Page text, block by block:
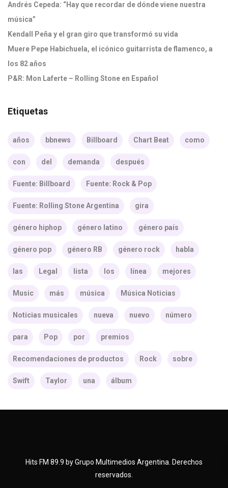
Andrés Cepeda: “Hay que recordar de dónde viene nuestra
música”
Kendall Peña y el gran giro que transformó su vida
Muere Pepe Habichuela, el icónico guitarrista de flamenco, a
los 82 años
P&R: Mon Laferte – Rolling Stone en Español
Etiquetas
años bbnews Billboard Chart Beat como
con del demanda después
Fuente: Billboard Fuente: Rock & Pop
Fuente: Rolling Stone Argentina gira
género hiphop género latino género país
género pop género RB género rock habla
las Legal lista los línea mejores
Music más música Música Noticias
Noticias musicales nueva nuevo número
para Pop por premios
Recomendaciones de productos Rock sobre
Swift Taylor una álbum
Hits FM 89.9 by Grupo Multimedios Argentina. Derechos
reservados.